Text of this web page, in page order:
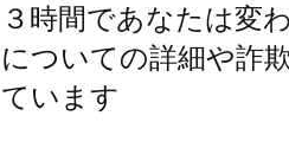
３時間であなたは変
についての詳細や詐
ています